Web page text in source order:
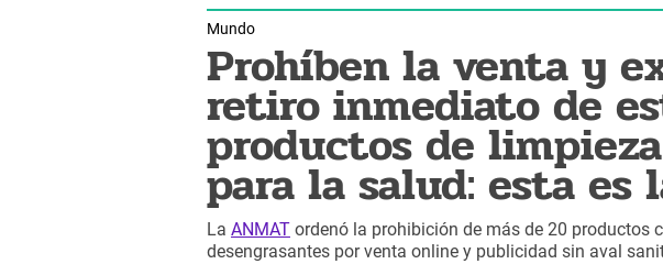
Mundo
Prohíben la venta y
retiro inmediato de
productos de
para la salud: esta es
La ANMAT ordenó la prohibición de más de 20 productos
desengrasantes por venta online y publicidad sin aval